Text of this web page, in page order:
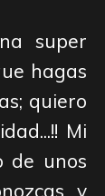
super
hagas
quiero
Mi
de unos
y